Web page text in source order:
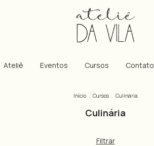
Ateliê Eventos Cursos Contato
Início . Cursos . Culinária
Culinária
Filtrar